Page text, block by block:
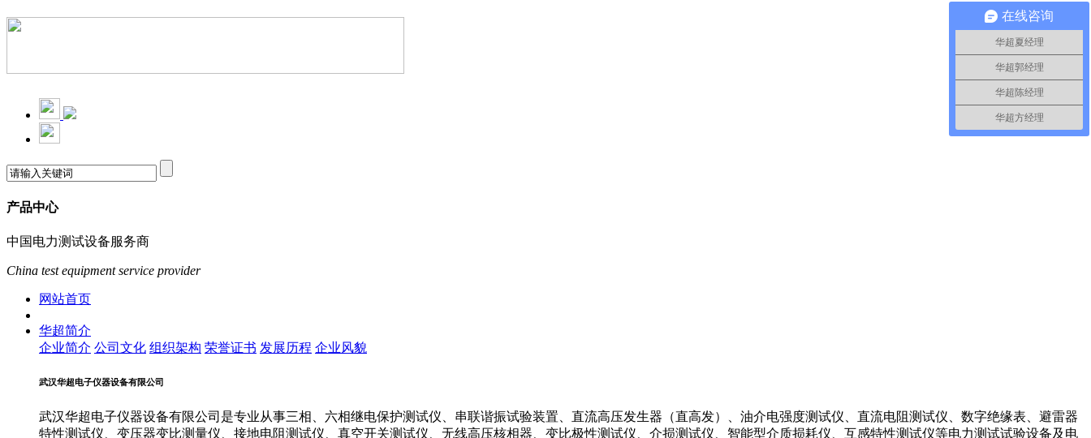
产品中心
中国电力测试设备服务商
China test equipment service provider
网站首页
华超简介
企业简介 公司文化 组织架构 荣誉证书 发展历程 企业风貌
武汉华超电子仪器设备有限公司
武汉华超电子仪器设备有限公司是专业从事三相、六相继电保护测试仪、串联谐振试验装置、直流高压发生器（直高发）、油介电强度测试仪、直流电阻测试仪、数字绝缘表、避雷器
特性测试仪、变压器变比测量仪、接地电阻测试仪、真空开关测试仪、无线高压核相器、变比极性测试仪、介损测试仪、智能型介质损耗仪、互感特性测试仪等电力测试试验设备及电
在线咨询
华超夏经理
华超郭经理
华超陈经理
华超方经理